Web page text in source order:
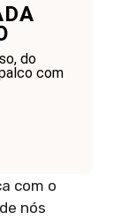
do
com
com o
nós